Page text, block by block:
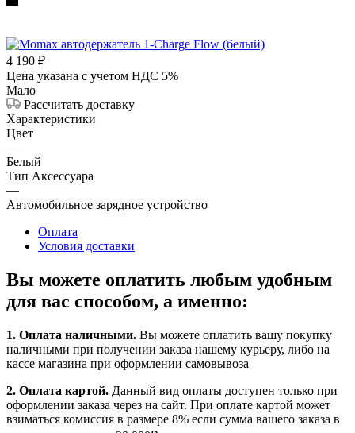
4 190 ₽
Цена указана с учетом НДС 5%
Мало
Рассчитать доставку
Характеристики
Цвет
—
Белый
Тип Аксессуара
—
Автомобильное зарядное устройство
Оплата
Условия доставки
Вы можете оплатить любым удобным
для вас способом, а именно:
1. Оплата наличными. Вы можете оплатить вашу покупку
наличными при получении заказа нашему курьеру, либо на
кассе магазина при оформлении самовывоза
2. Оплата картой. Данный вид оплаты доступен только при
оформлении заказа через на сайт. При оплате картой может
взиматься комиссия в размере 8% если сумма вашего заказа в